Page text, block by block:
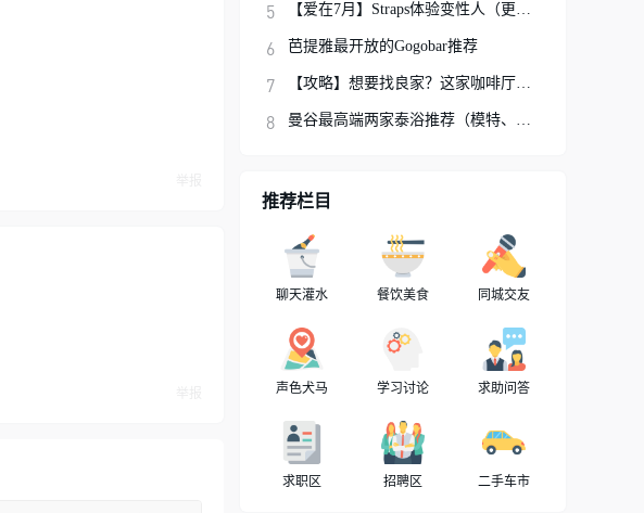
【爱在7月】Straps体验变性人（更新完结）
芭提雅最开放的Gogobar推荐
【攻略】想要找良家？这家咖啡厅你可以试试
曼谷最高端两家泰浴推荐（模特、网红、明星
推荐栏目
聊天灌水 餐饮美食 同城交友
声色犬马 学习讨论 求助问答
求职区 招聘区 二手车市